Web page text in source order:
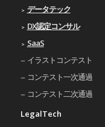
データテック
DX認定コンサル
SaaS
イラストコンテスト
コンテスト一次通過
コンテスト二次通過
LegalTech